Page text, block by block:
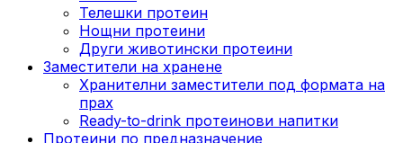
Телешки протеин
Нощни протеини
Други животински протеини
Заместители на хранене
Хранителни заместители под формата на
прах
Ready-to-drink протеинови напитки
Протеини по предназначение